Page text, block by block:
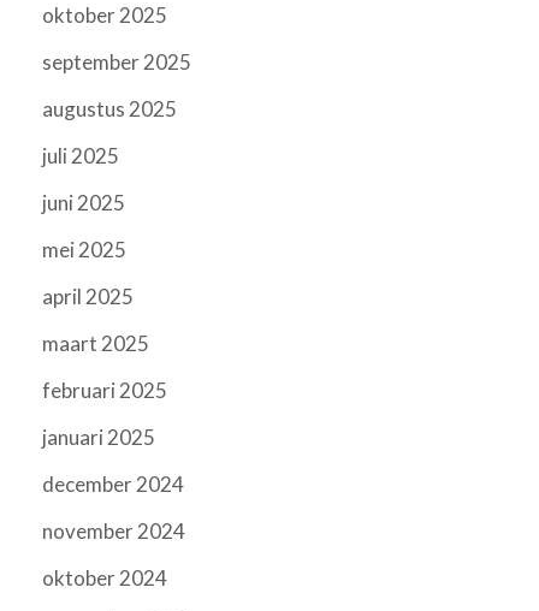
oktober 2025
september 2025
augustus 2025
juli 2025
juni 2025
mei 2025
april 2025
maart 2025
februari 2025
januari 2025
december 2024
november 2024
oktober 2024